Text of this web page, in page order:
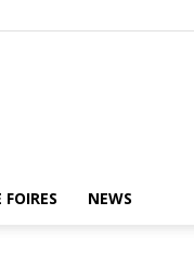
FOIRES NEWS